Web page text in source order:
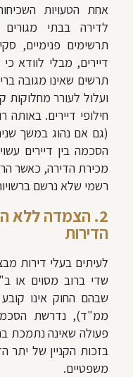
אחת הטעויות
לדירה בבתי
תרשימים פנימיים,
דיירים, מבלי לוודא
תרשים שאינו מגובה
ועלול לעורר מחלוקות
חילופי דיירים. באותה
(גם אם נהוג במשך
הסכמה בין דיירים
מכירת הדירה, כאשר
רשמי שלא נרשם
2. הצמדה ללא
הדירות
לעיתים בעלי דירות
שדי ברוב מסוים או
שבהם החוק אינו
ממ"ד), נדרשת
פעולה שאינה נתמכת
בזכות הקניין של יתר
משפטיים.